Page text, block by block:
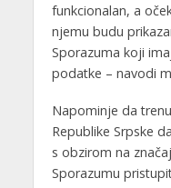
funkcionalan, a
njemu budu
Sporazuma koji
podatke – navodi
Napominje da
Republike Srpske
s obzirom na
Sporazumu